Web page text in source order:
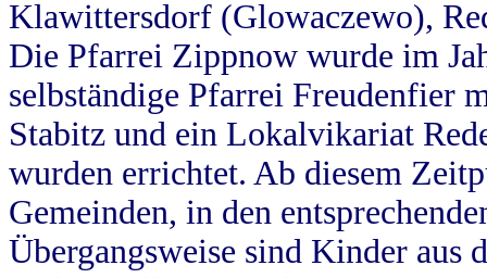
Klawittersdorf (Glowaczewo),
Die Pfarrei Zippnow wurde im
selbständige Pfarrei Freudenfier
Stabitz und ein Lokalvikariat
wurden errichtet. Ab diesem
Gemeinden, in den
Übergangsweise sind Kinder aus